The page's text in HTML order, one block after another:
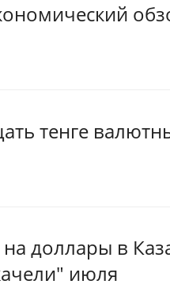
тенге
доллары в
июля